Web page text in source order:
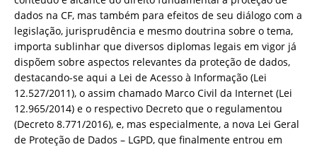
dados na CF, mas também para efeitos de seu diálogo com a
legislação, jurisprudência e mesmo doutrina sobre o tema,
importa sublinhar que diversos diplomas legais em vigor já
dispõem sobre aspectos relevantes da proteção de dados,
destacando-se aqui a Lei de Acesso à Informação (Lei
12.527/2011), o assim chamado Marco Civil da Internet (Lei
12.965/2014) e o respectivo Decreto que o regulamentou
(Decreto 8.771/2016), e, mas especialmente, a nova Lei Geral
de Proteção de Dados – LGPD, que finalmente entrou em